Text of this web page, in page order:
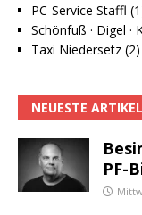
PC-Service Staffl
Schönfuß · Digel
Taxi Niedersetz (2)
NEUESTE ARTIKEL
PF-